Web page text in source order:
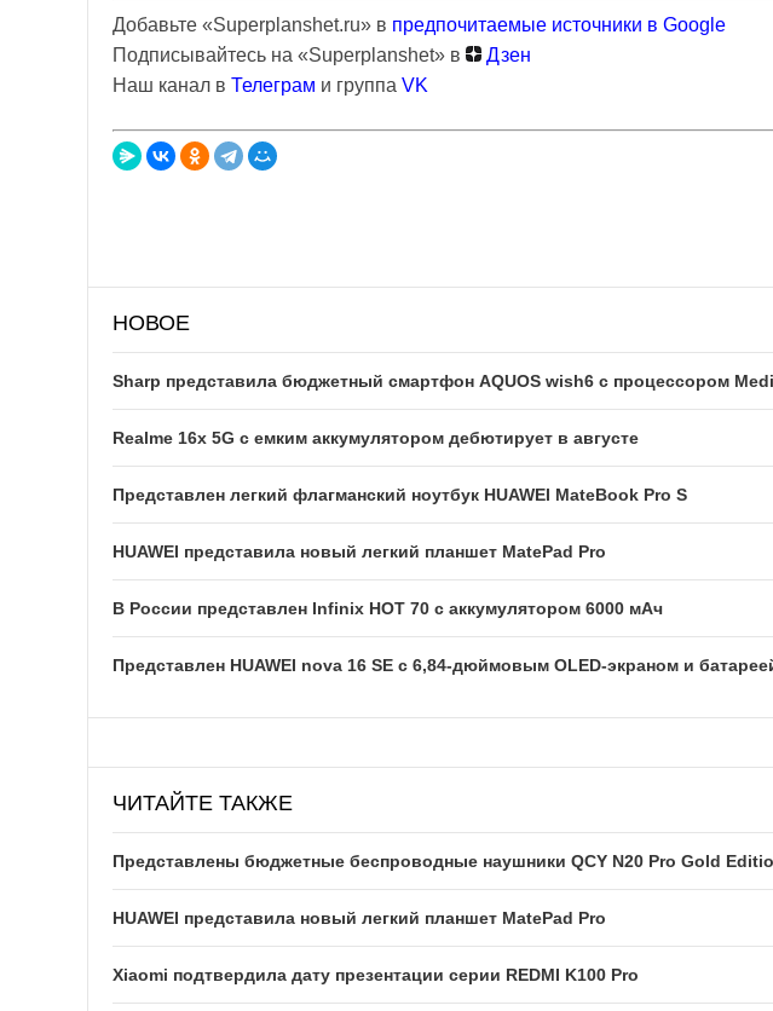
Добавьте «Superplanshet.ru» в предпочитаемые источники в Google
Подписывайтесь на «Superplanshet» в
Дзен
Наш канал в Телеграм и группа VK
НОВОЕ
Sharp представила бюджетный смартфон AQUOS wish6 с процессором
Realme 16x 5G с емким аккумулятором дебютирует в августе
Представлен легкий флагманский ноутбук HUAWEI MateBook Pro S
HUAWEI представила новый легкий планшет MatePad Pro
В России представлен Infinix HOT 70 с аккумулятором 6000 мАч
Представлен HUAWEI nova 16 SE с 6,84-дюймовым OLED-экраном и
ЧИТАЙТЕ ТАКЖЕ
Представлены бюджетные беспроводные наушники QCY N20 Pro Gold
HUAWEI представила новый легкий планшет MatePad Pro
Xiaomi подтвердила дату презентации серии REDMI K100 Pro